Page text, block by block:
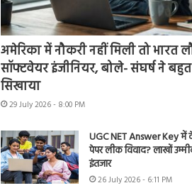
अमेरिका में नौकरी नहीं मिली तो भारत
सॉफ्टवेयर इंजीनियर, बोले- संघर्ष ने
सिखाया
29 July 2026 - 8:00 PM
UGC NET Answer Key में
पेपर लीक विवाद? लाखों
इंतजार
26 July 2026 - 6:11 PM